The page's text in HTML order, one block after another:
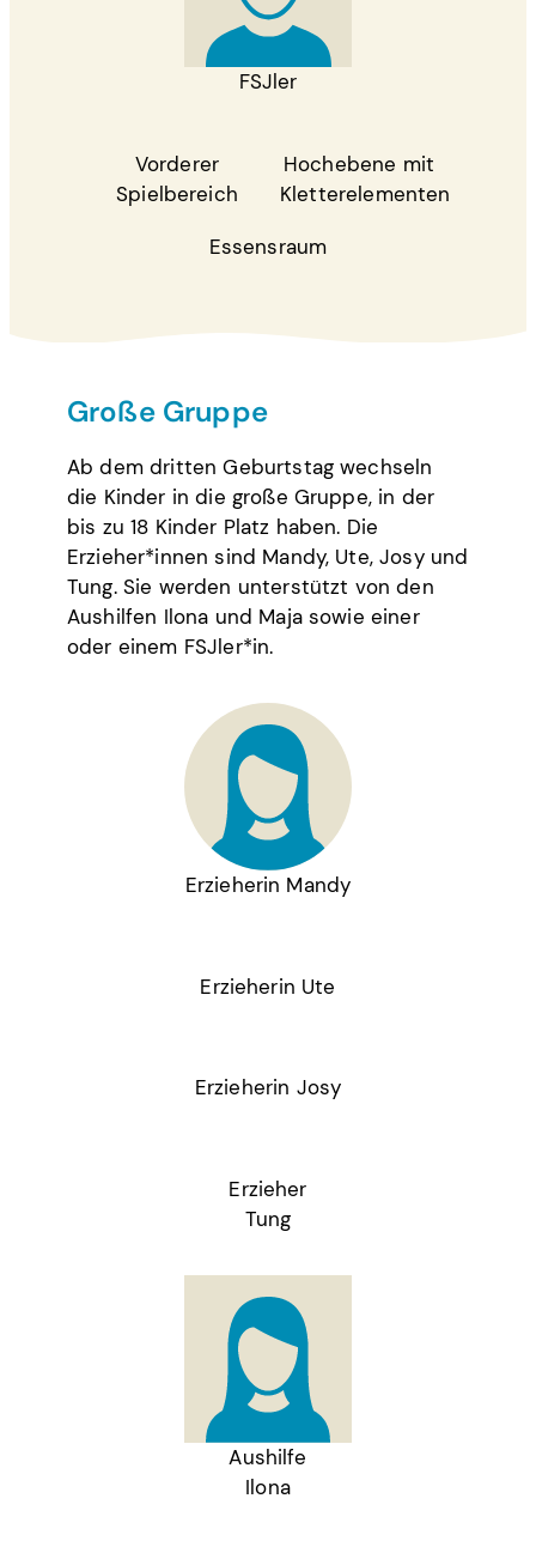
FSJler
Vorderer
Spielbereich
Hochebene mit
Kletterelementen
Essensraum
Große Gruppe
Ab dem dritten Geburtstag wechseln
die Kinder in die große Gruppe, in der
bis zu 18 Kinder Platz haben. Die
Erzieher*innen sind Mandy, Ute, Josy und
Tung. Sie werden unterstützt von den
Aushilfen Ilona und Maja sowie einer
oder einem FSJler*in.
Erzieherin Mandy
Erzieherin Ute
Erzieherin Josy
Erzieher
Tung
Aushilfe
Ilona